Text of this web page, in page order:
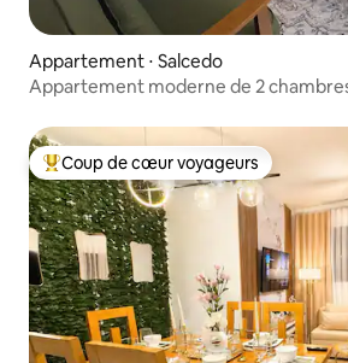
Appartement ⋅ Salcedo
Appartement moderne de 2
Coups de cœur voyageurs les plus
Coup de cœur voyageurs